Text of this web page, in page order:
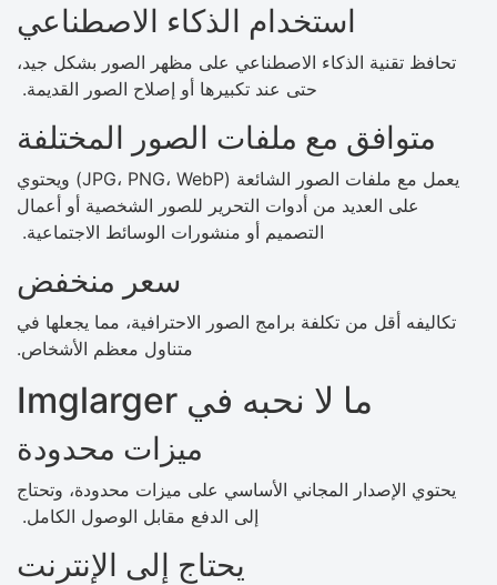
استخدام الذكاء الاصطناعي
تحافظ تقنية الذكاء الاصطناعي على مظهر الصور بشكل جيد،
حتى عند تكبيرها أو إصلاح الصور القديمة.
متوافق مع ملفات الصور المختلفة
يعمل مع ملفات الصور الشائعة (JPG، PNG، WebP) ويحتوي
على العديد من أدوات التحرير للصور الشخصية أو أعمال
التصميم أو منشورات الوسائط الاجتماعية.
سعر منخفض
تكاليفه أقل من تكلفة برامج الصور الاحترافية، مما يجعلها في
متناول معظم الأشخاص.
ما لا نحبه في Imglarger
ميزات محدودة
يحتوي الإصدار المجاني الأساسي على ميزات محدودة، وتحتاج
إلى الدفع مقابل الوصول الكامل.
يحتاج إلى الإنترنت